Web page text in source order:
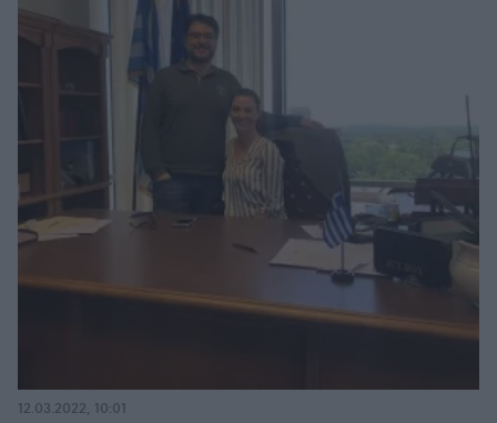
12.03.2022, 10:01